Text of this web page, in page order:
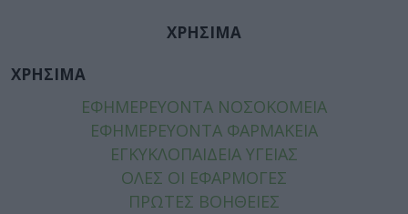
ΧΡΗΣΙΜΑ
ΧΡΗΣΙΜΑ
ΕΦΗΜΕΡΕΥΟΝΤΑ ΝΟΣΟΚΟΜΕΙΑ
ΕΦΗΜΕΡΕΥΟΝΤΑ ΦΑΡΜΑΚΕΙΑ
ΕΓΚΥΚΛΟΠΑΙΔΕΙΑ ΥΓΕΙΑΣ
ΟΛΕΣ ΟΙ ΕΦΑΡΜΟΓΕΣ
ΠΡΩΤΕΣ ΒΟΗΘΕΙΕΣ